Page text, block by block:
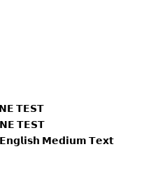
𝗧𝗘𝗦𝗧
𝗧𝗘𝗦𝗧
𝗘𝗻𝗴𝗹𝗶𝘀𝗵 𝗠𝗲𝗱𝗶𝘂𝗺 𝗧𝗲𝘅𝘁